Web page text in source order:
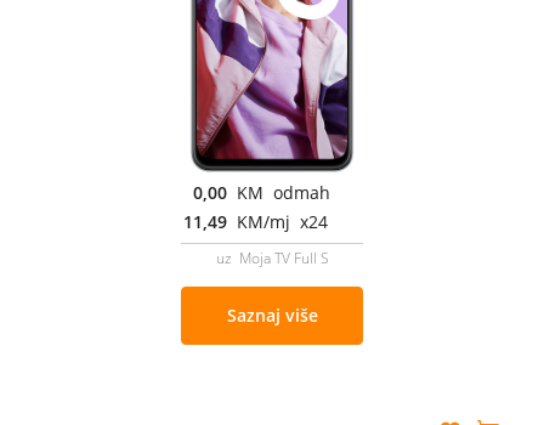
0,00 KM odmah
11,49 KM/mj x24
uz Moja TV Full S
Saznaj više